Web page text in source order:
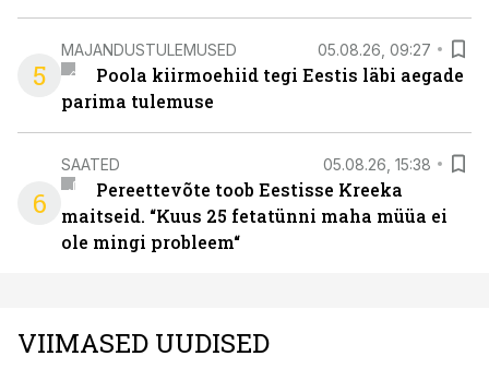
5
MAJANDUSTULEMUSED 05.08.26, 09:27
Poola kiirmoehiid tegi Eestis läbi aegade
parima tulemuse
6
SAATED 05.08.26, 15:38
Pereettevõte toob Eestisse Kreeka
maitseid. “Kuus 25 fetatünni maha müüa ei
ole mingi probleem“
VIIMASED UUDISED